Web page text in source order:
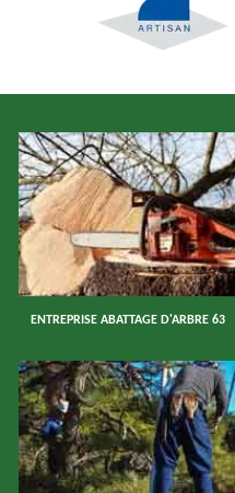
ENTREPRISE ABATTAGE D'ARBRE 63